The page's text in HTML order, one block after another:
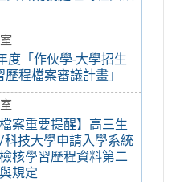
度「作伙學-大學招生
程檔案審議計畫」
案重要提醒】高三生
技大學申請入學系統
核學習歷程資料第二
規定